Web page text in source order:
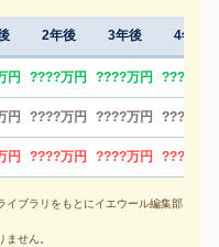
2年後 3年後 4年後
円 ????万円 ????万円 ????万円
円 ????万円 ????万円 ????万円
円 ????万円 ????万円 ????万円
ブラリをもとにイエウール編集部
せん。